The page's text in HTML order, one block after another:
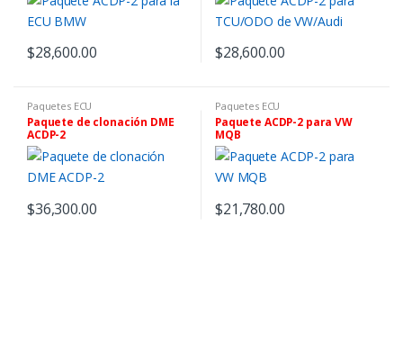
$28,600.00 $28,600.00
Paquetes ECU
Paquete de clonación DME
ACDP-2
$36,300.00
Paquetes ECU
Paquete ACDP-2 para VW
MQB
$21,780.00